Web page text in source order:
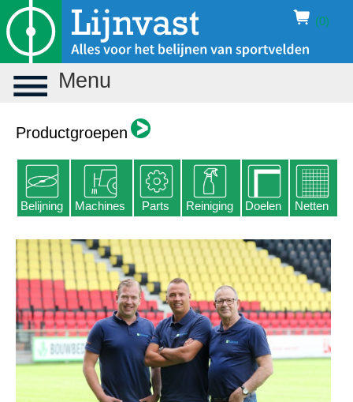
(0)
Menu
Productgroepen
Belijning Machines Parts Reiniging Doelen Netten